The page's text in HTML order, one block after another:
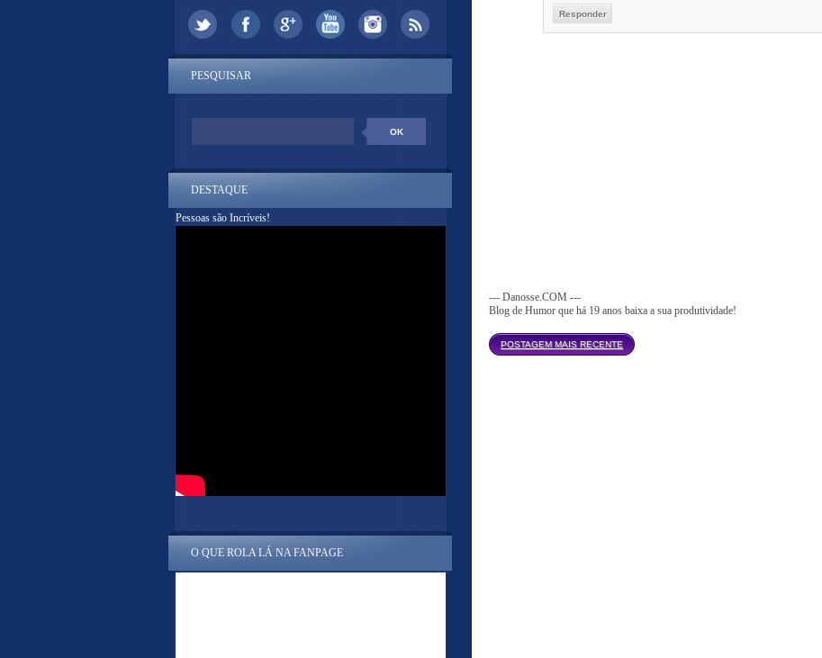
Responder
--- Danosse.COM ---
Blog de Humor que há 19 anos baixa a sua produtividade!
POSTAGEM MAIS RECENTE
PESQUISAR
DESTAQUE
Pessoas são Incríveis!
O QUE ROLA LÁ NA FANPAGE